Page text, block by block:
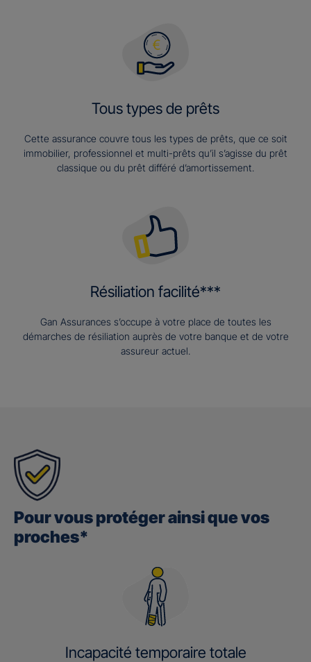
Tous types de prêts
Cette assurance couvre tous les types de prêts, que ce soit
immobilier, professionnel et multi-prêts qu’il s’agisse du prêt
classique ou du prêt différé d’amortissement.
Résiliation facilité***
Gan Assurances s’occupe à votre place de toutes les
démarches de résiliation auprès de votre banque et de votre
assureur actuel.
Pour vous protéger ainsi que vos
proches*
Incapacité temporaire totale